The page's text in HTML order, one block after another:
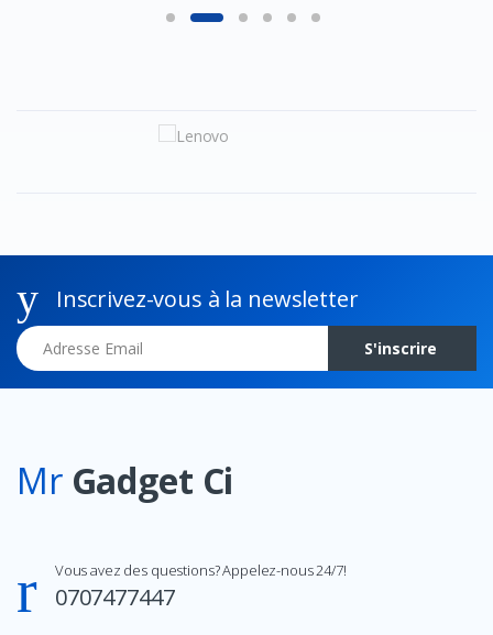
Inscrivez-vous à la newsletter
Adresse Email
S'inscrire
Mr Gadget Ci
Vous avez des questions? Appelez-nous 24/7!
0707477447